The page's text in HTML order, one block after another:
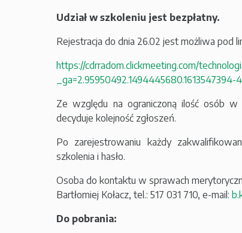
Udział w szkoleniu jest bezpłatny.
Rejestracja do dnia 26.02 jest możliwa pod
https://cdrradom.clickmeeting.com/
_ga=2.95950492.1494445680.1613547394-
Ze względu na ograniczoną ilość osób
decyduje kolejność zgłoszeń.
Po zarejestrowaniu każdy
szkolenia i hasło.
Osoba do kontaktu w sprawach
Bartłomiej Kołacz, tel.: 517 031 710, e-mail:
Do pobrania: